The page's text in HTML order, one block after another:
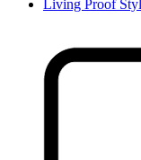
Living Proof